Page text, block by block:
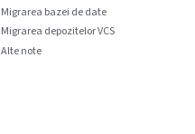
Migrarea bazei de date
Migrarea depozitelor VCS
Alte note